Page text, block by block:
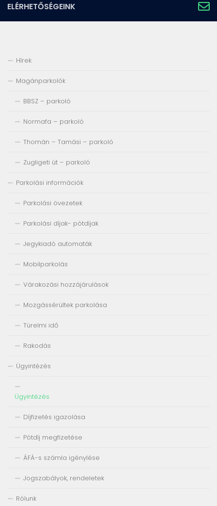
ELÉRHETŐSÉGEINK
Hírek
Magánparkolók
BBSZ – parkoló
Normafa – parkoló
Thomán – Tamási – parkoló
Zugligeti út – parkoló
Parkolási információk
Parkolási övezetek
Parkolási díjak- pótdíjak
Jegykiadó automaták
Mobilparkolás
Várakozási hozzájárulások
Mozgássérültek parkolása
Türelmi idő
Rakodás
Ügyintézés
Ügyintézés
Díjfizetés igazolása
Pótdíj megfizetése
ÁFÁ-s számla igénylése
Jogszabályok, rendeletek
Rólunk